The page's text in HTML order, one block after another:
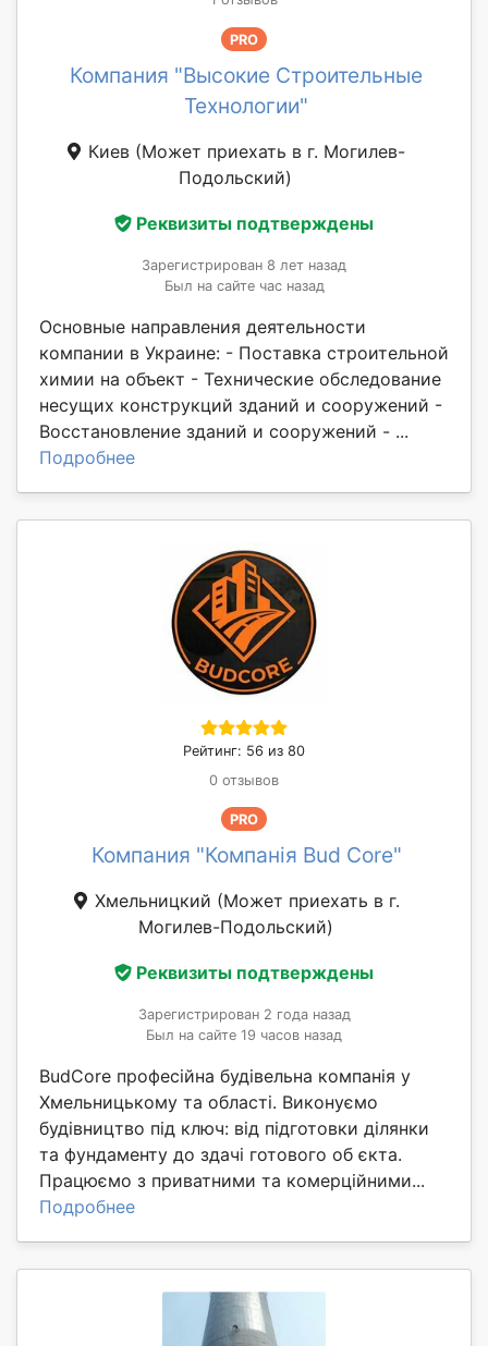
PRO
Компания "Высокие Строительные
Технологии"
Киев (Может приехать в г. Могилев-
Подольский)
Реквизиты подтверждены
Зарегистрирован 8 лет назад
Был на сайте час назад
Основные направления деятельности
компании в Украине: - Поставка строительной
химии на объект - Технические обследование
несущих конструкций зданий и сооружений -
Восстановление зданий и сооружений - ...
Подробнее
Рейтинг: 56 из 80
0 отзывов
PRO
Компания "Компанія Bud Core"
Хмельницкий (Может приехать в г.
Могилев-Подольский)
Реквизиты подтверждены
Зарегистрирован 2 года назад
Был на сайте 19 часов назад
BudCore професійна будівельна компанія у
Хмельницькому та області. Виконуємо
будівництво під ключ: від підготовки ділянки
та фундаменту до здачі готового об єкта.
Працюємо з приватними та комерційними...
Подробнее